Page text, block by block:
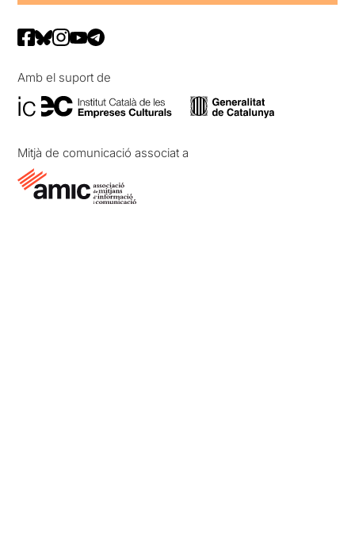
Amb el suport de
Mitjà de comunicació associat a